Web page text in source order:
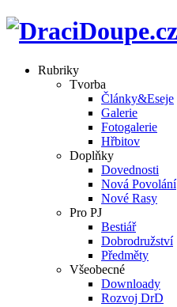
Rubriky
Tvorba
Články&Eseje
Galerie
Fotogalerie
Hřbitov
Doplňky
Dovednosti
Nová Povolání
Nové Rasy
Pro PJ
Bestiář
Dobrodružství
Předměty
Všeobecné
Downloady
Rozvoj DrD